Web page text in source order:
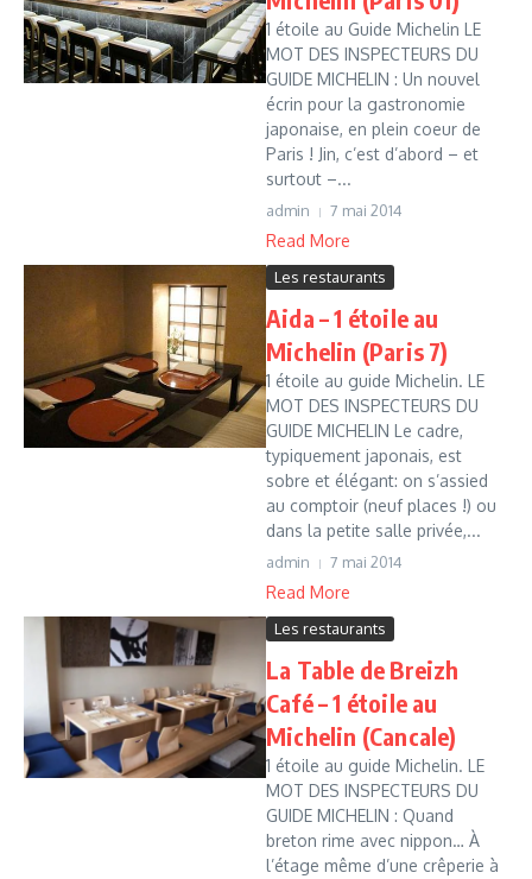
1 étoile au Guide Michelin LE
MOT DES INSPECTEURS DU
GUIDE MICHELIN : Un nouvel
écrin pour la gastronomie
japonaise, en plein coeur de
Paris ! Jin, c’est d’abord – et
surtout –...
admin 7 mai 2014
Read More
Les restaurants
Aida – 1 étoile au
Michelin (Paris 7)
1 étoile au guide Michelin. LE
MOT DES INSPECTEURS DU
GUIDE MICHELIN Le cadre,
typiquement japonais, est
sobre et élégant: on s’assied
au comptoir (neuf places !) ou
dans la petite salle privée,...
admin 7 mai 2014
Read More
Les restaurants
La Table de Breizh
Café – 1 étoile au
Michelin (Cancale)
1 étoile au guide Michelin. LE
MOT DES INSPECTEURS DU
GUIDE MICHELIN : Quand
breton rime avec nippon… À
l’étage même d’une crêperie à